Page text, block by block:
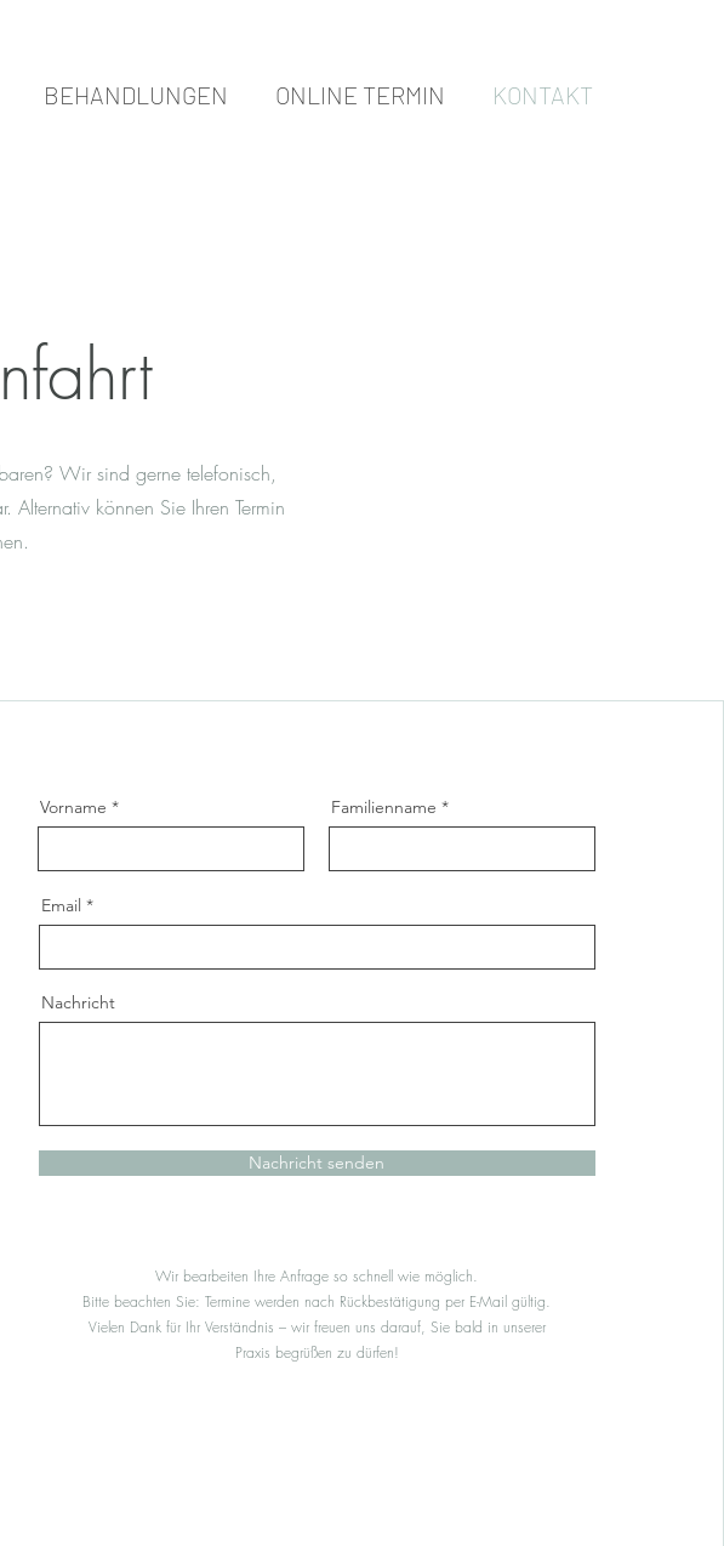
BEHANDLUNGEN ONLINE TERMIN KONTAKT
Wir sind gerne telefonisch,
Alternativ können Sie Ihren Termin
Vorname Familienname
Email
Nachricht
Nachricht senden
Wir bearbeiten Ihre Anfrage so schnell wie möglich.
Bitte beachten Sie: Termine werden nach Rückbestätigung per E-Mail gültig.
Vielen Dank für Ihr Verständnis – wir freuen uns darauf, Sie bald in unserer
Praxis begrüßen zu dürfen!